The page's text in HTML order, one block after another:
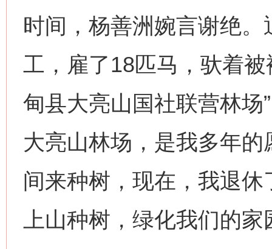
时间，杨善洲婉言谢绝
工，雇了18匹马，驮着
甸县大亮山国社联营林场
大亮山林场，是我多年
间来种树，现在，我退
上山种树，绿化我们的家